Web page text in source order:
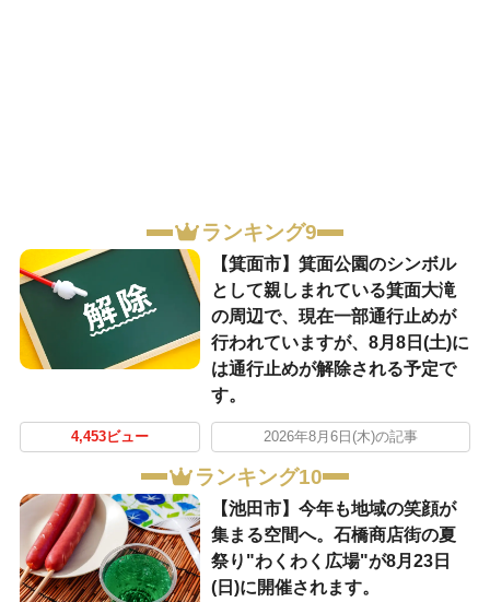
ランキング9
【箕面市】箕面公園のシンボル
として親しまれている箕面大滝
の周辺で、現在一部通行止めが
行われていますが、8月8日(土)に
は通行止めが解除される予定で
す。
4,453ビュー 2026年8月6日(木)の記事
ランキング10
【池田市】今年も地域の笑顔が
集まる空間へ。石橋商店街の夏
祭り"わくわく広場"が8月23日
(日)に開催されます。